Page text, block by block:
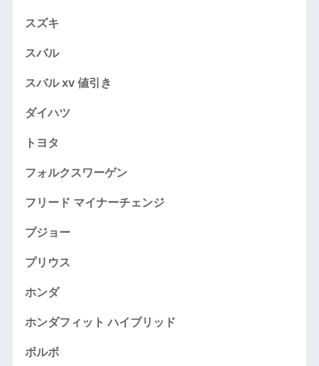
スズキ
スバル
スバル xv 値引き
ダイハツ
トヨタ
フォルクスワーゲン
フリード マイナーチェンジ
プジョー
プリウス
ホンダ
ホンダフィット ハイブリッド
ボルボ